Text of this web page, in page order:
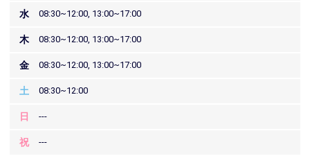
水 08:30~12:00, 13:00~17:00
木 08:30~12:00, 13:00~17:00
金 08:30~12:00, 13:00~17:00
土 08:30~12:00
日 ---
祝 ---